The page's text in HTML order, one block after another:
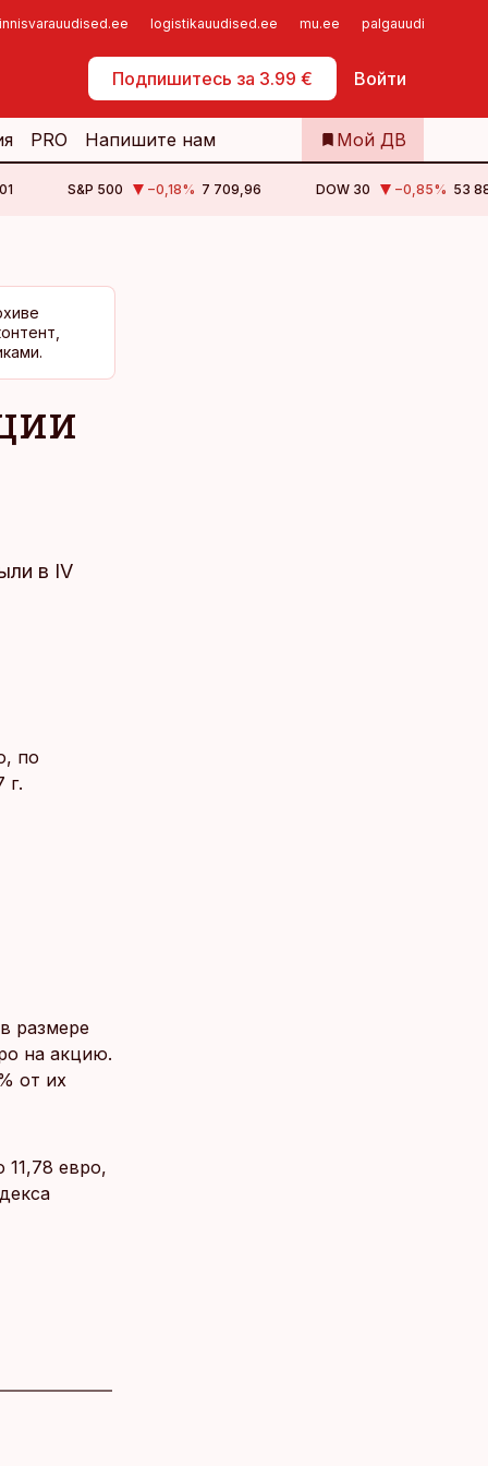
logistikauudised.ee mu.ee palgauudised.ee
Подпишитесь за 3.99 € Войти
Самообслуживание
PRO Напишите нам Мой ДВ
S&P 500 −0,18% 7 709,96 DOW 30 −0,85% 53
в IV
по
г.
размере
на акцию.
от их
11,78 евро,